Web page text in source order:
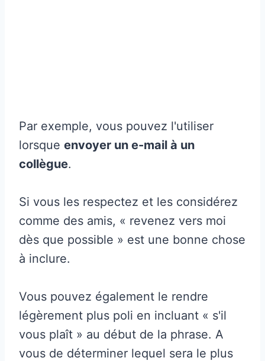
Par exemple, vous pouvez l'utiliser
lorsque envoyer un e-mail à un
collègue.
Si vous les respectez et les considérez
comme des amis, « revenez vers moi
dès que possible » est une bonne chose
à inclure.
Vous pouvez également le rendre
légèrement plus poli en incluant « s'il
vous plaît » au début de la phrase. A
vous de déterminer lequel sera le plus